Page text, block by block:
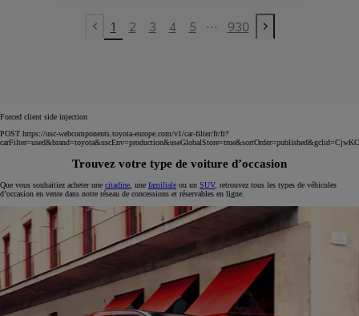
Previous page
1 2 3 4 5 ... 930
Next page
Forced client side injection
POST https://usc-webcomponents.toyota-europe.com/v1/car-filter/fr/fr?
Trouvez votre type de voiture d’occasion
Que vous souhaitiez acheter une citadine , une familiale ou un SUV, retrouvez tous les types de véhicules
d’occasion en vente dans notre réseau de concessions et réservables en ligne.